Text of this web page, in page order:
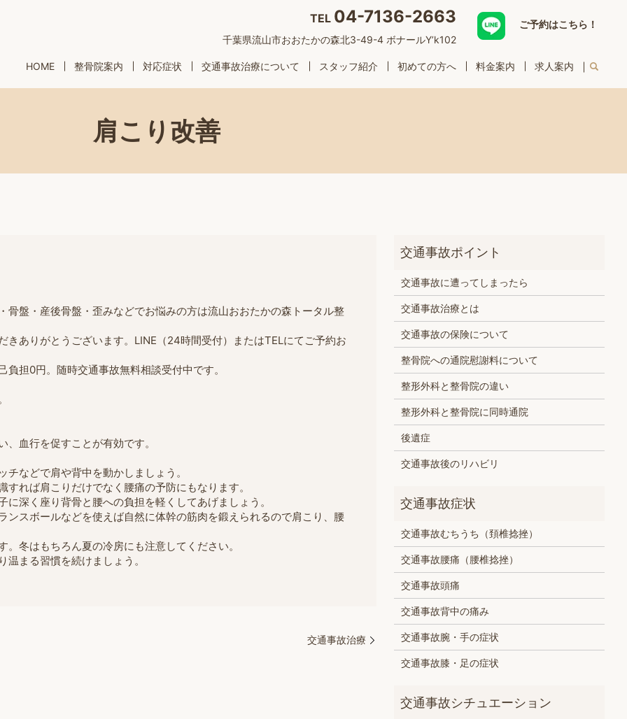
TEL 04-7136-2663
千葉県流山市おおたかの森北3-49-4 ボナールY’k102
ご予約はこちら！
HOME 整骨院案内 対応症状 交通事故治療について スタッフ紹介 初めての方へ 料金案内 求人案内
肩こり改善
盤・産後骨盤・歪みなどでお悩みの方は流山おおたかの森トータル整
ありがとうございます。LINE（24時間受付）またはTELにてご予約お
担0円。随時交通事故無料相談受付中です。
血行を促すことが有効です。
などで肩や背中を動かしましょう。
れば肩こりだけでなく腰痛の予防にもなります。
深く座り背骨と腰への負担を軽くしてあげましょう。
ンスボールなどを使えば自然に体幹の筋肉を鍛えられるので肩こり、腰
冬はもちろん夏の冷房にも注意してください。
温まる習慣を続けましょう。
交通事故治療
交通事故に遭ってしまったら
交通事故治療とは
交通事故の保険について
整骨院への通院慰謝料について
整形外科と整骨院の違い
整形外科と整骨院に同時通院
後遺症
交通事故後のリハビリ
交通事故むちうち（頚椎捻挫）
交通事故腰痛（腰椎捻挫）
交通事故頭痛
交通事故背中の痛み
交通事故腕・手の症状
交通事故膝・足の症状